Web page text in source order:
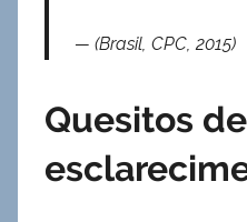
(Brasil, CPC, 2015)
Quesitos de